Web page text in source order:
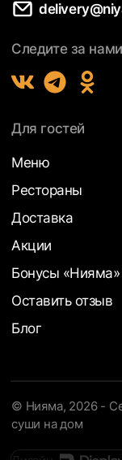
Следите за нами
Для гостей
Меню
Рестораны
Доставка
Акции
Бонусы «Нияма»
Оставить отзыв
Блог
© Нияма, 2026 -
суши на дом